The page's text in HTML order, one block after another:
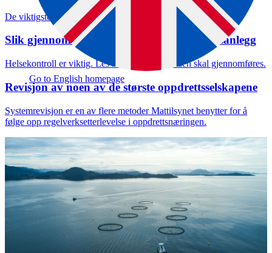
Go to English homepage
De viktigste kravene for opptak og håndtering.
Slik gjennomfører du helsebesøk i oppdrettsanlegg
Helsekontroll er viktig. Les mer om hvordan den skal gjennomføres.
Revisjon av noen av de største oppdrettsselskapene
Systemrevisjon er en av flere metoder Mattilsynet benytter for å
følge opp regelverksetterlevelse i oppdrettsnæringen.